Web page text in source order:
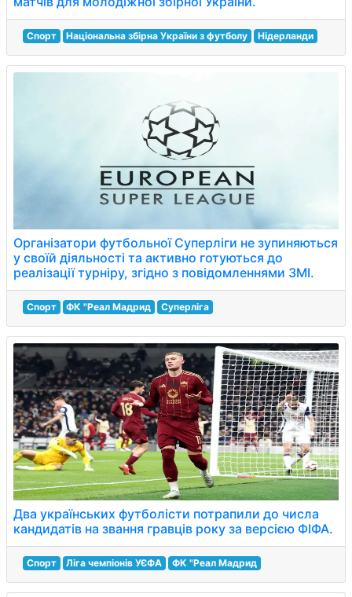
Спорт Національна збірна України з футболу Нідерланди
Організатори футбольної Суперліги не зупиняються
у своїй діяльності та активно готуються до
реалізації турніру, згідно з повідомленнями ЗМІ.
Спорт ФК "Реал Мадрид Суперліга
Два українських футболісти потрапили до числа
кандидатів на звання гравців року за версією ФІФА.
Спорт Ліга чемпіонів УЄФА ФК "Реал Мадрид